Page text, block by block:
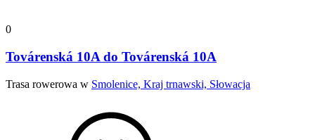
0
Továrenská 10A do Továrenská 10A
Trasa rowerowa w Smolenice, Kraj trnawski, Słowacja